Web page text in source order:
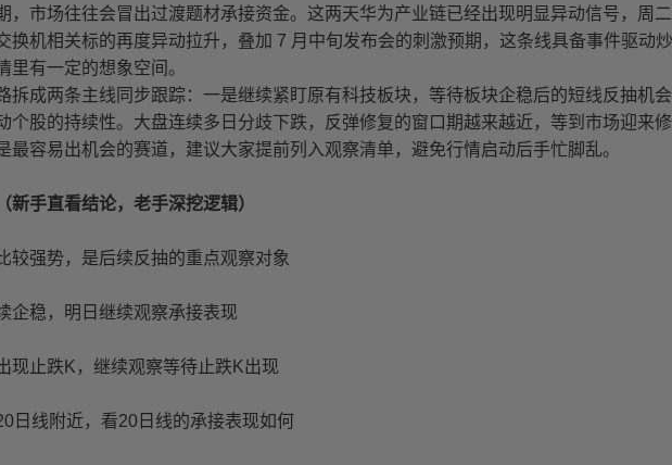
，市场往往会冒出过渡题材承接资金。这两天华为产业链已经出现明显异动信号，周
换机相关标的再度异动拉升，叠加 7 月中旬发布会的刺激预期，这条线具备事件驱动炒
里有一定的想象空间。
拆成两条主线同步跟踪：一是继续紧盯原有科技板块，等待板块企稳后的短线反抽机会
个股的持续性。大盘连续多日分歧下跌，反弹修复的窗口期越来越近，等到市场迎来
最容易出机会的赛道，建议大家提前列入观察清单，避免行情启动后手忙脚乱。
新手直看结论，老手深挖逻辑）
较强势，是后续反抽的重点观察对象
企稳，明日继续观察承接表现
现止跌K，继续观察等待止跌K出现
日线附近，看20日线的承接表现如何